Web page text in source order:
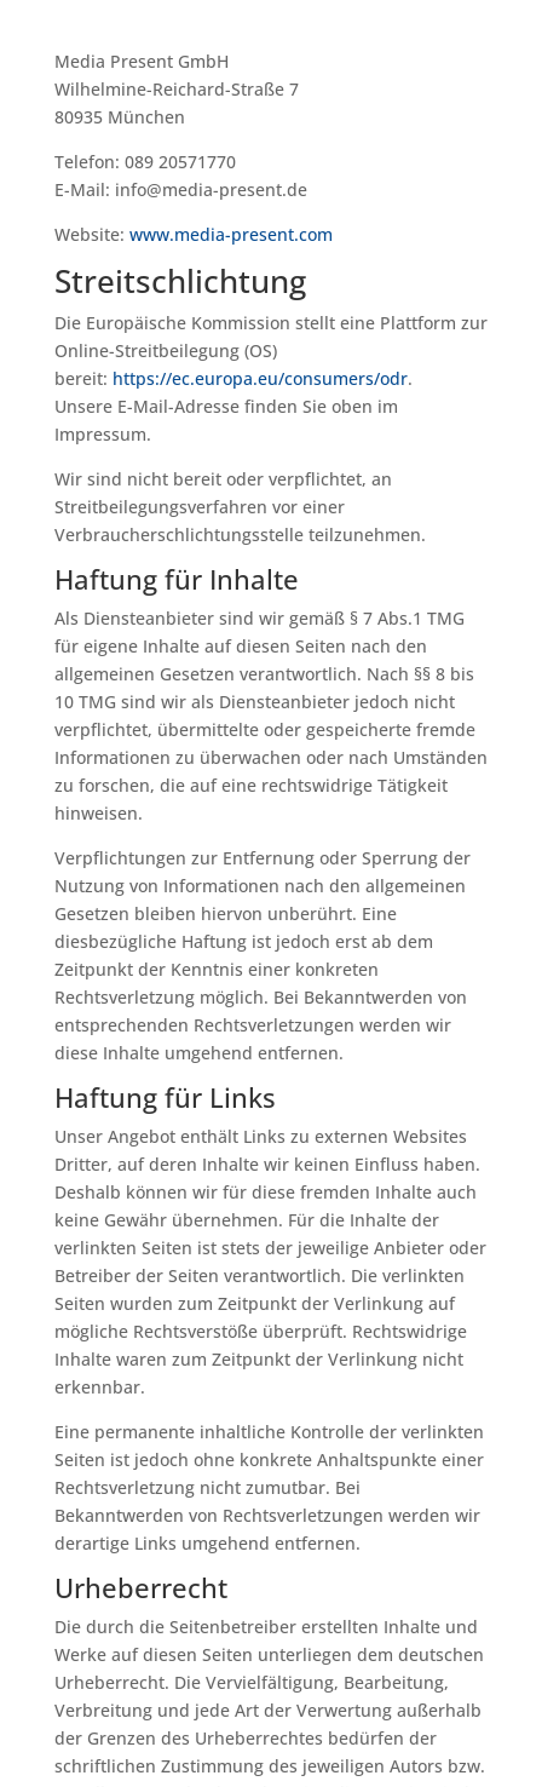
Media Present GmbH
Wilhelmine-Reichard-Straße 7
80935 München
Telefon: 089 20571770
E-Mail: info@media-present.de
Website: www.media-present.com
Streitschlichtung
Die Europäische Kommission stellt eine Plattform zur
Online-Streitbeilegung (OS)
bereit: https://ec.europa.eu/consumers/odr.
Unsere E-Mail-Adresse finden Sie oben im
Impressum.
Wir sind nicht bereit oder verpflichtet, an
Streitbeilegungsverfahren vor einer
Verbraucherschlichtungsstelle teilzunehmen.
Haftung für Inhalte
Als Diensteanbieter sind wir gemäß § 7 Abs.1 TMG
für eigene Inhalte auf diesen Seiten nach den
allgemeinen Gesetzen verantwortlich. Nach §§ 8 bis
10 TMG sind wir als Diensteanbieter jedoch nicht
verpflichtet, übermittelte oder gespeicherte fremde
Informationen zu überwachen oder nach Umständen
zu forschen, die auf eine rechtswidrige Tätigkeit
hinweisen.
Verpflichtungen zur Entfernung oder Sperrung der
Nutzung von Informationen nach den allgemeinen
Gesetzen bleiben hiervon unberührt. Eine
diesbezügliche Haftung ist jedoch erst ab dem
Zeitpunkt der Kenntnis einer konkreten
Rechtsverletzung möglich. Bei Bekanntwerden von
entsprechenden Rechtsverletzungen werden wir
diese Inhalte umgehend entfernen.
Haftung für Links
Unser Angebot enthält Links zu externen Websites
Dritter, auf deren Inhalte wir keinen Einfluss haben.
Deshalb können wir für diese fremden Inhalte auch
keine Gewähr übernehmen. Für die Inhalte der
verlinkten Seiten ist stets der jeweilige Anbieter oder
Betreiber der Seiten verantwortlich. Die verlinkten
Seiten wurden zum Zeitpunkt der Verlinkung auf
mögliche Rechtsverstöße überprüft. Rechtswidrige
Inhalte waren zum Zeitpunkt der Verlinkung nicht
erkennbar.
Eine permanente inhaltliche Kontrolle der verlinkten
Seiten ist jedoch ohne konkrete Anhaltspunkte einer
Rechtsverletzung nicht zumutbar. Bei
Bekanntwerden von Rechtsverletzungen werden wir
derartige Links umgehend entfernen.
Urheberrecht
Die durch die Seitenbetreiber erstellten Inhalte und
Werke auf diesen Seiten unterliegen dem deutschen
Urheberrecht. Die Vervielfältigung, Bearbeitung,
Verbreitung und jede Art der Verwertung außerhalb
der Grenzen des Urheberrechtes bedürfen der
schriftlichen Zustimmung des jeweiligen Autors bzw.